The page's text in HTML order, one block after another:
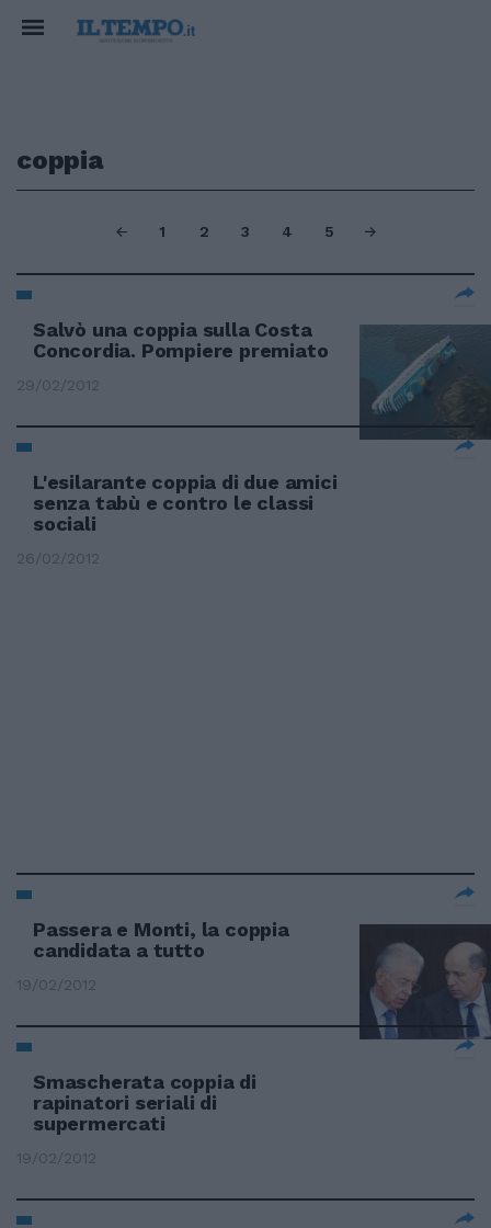
coppia
1 2 3 4 5
Salvò una coppia sulla Costa
Concordia. Pompiere premiato
29/02/2012
L'esilarante coppia di due amici
senza tabù e contro le classi
sociali
26/02/2012
Passera e Monti, la coppia
candidata a tutto
19/02/2012
Smascherata coppia di
rapinatori seriali di
supermercati
19/02/2012